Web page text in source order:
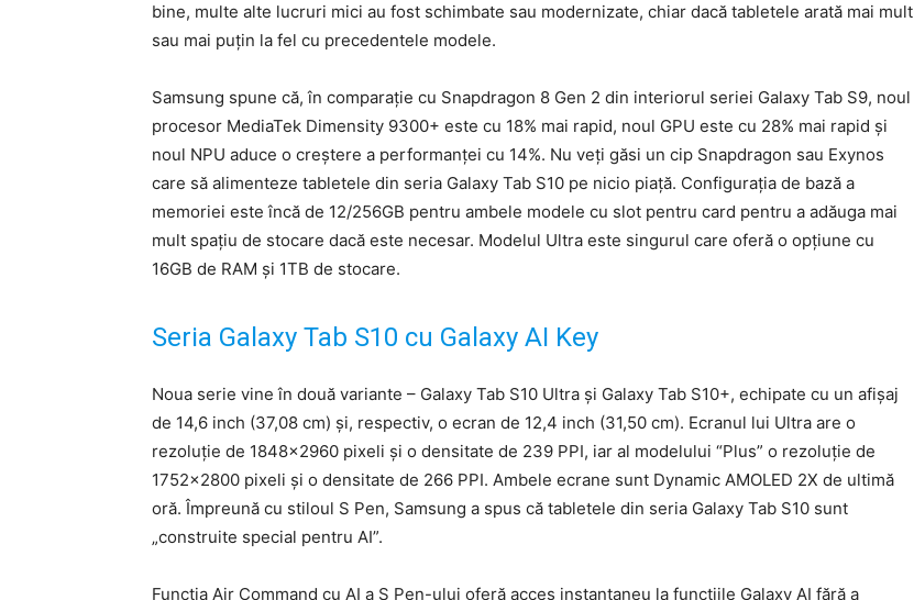
bine, multe alte lucruri mici au fost schimbate sau modernizate, chiar dacă tabletele arată mai mult
sau mai puțin la fel cu precedentele modele.
Samsung spune că, în comparație cu Snapdragon 8 Gen 2 din interiorul seriei Galaxy Tab S9, noul
procesor MediaTek Dimensity 9300+ este cu 18% mai rapid, noul GPU este cu 28% mai rapid și
noul NPU aduce o creștere a performanței cu 14%. Nu veți găsi un cip Snapdragon sau Exynos
care să alimenteze tabletele din seria Galaxy Tab S10 pe nicio piață. Configurația de bază a
memoriei este încă de 12/256GB pentru ambele modele cu slot pentru card pentru a adăuga mai
mult spațiu de stocare dacă este necesar. Modelul Ultra este singurul care oferă o opțiune cu
16GB de RAM și 1TB de stocare.
Seria Galaxy Tab S10 cu Galaxy AI Key
Noua serie vine în două variante – Galaxy Tab S10 Ultra și Galaxy Tab S10+, echipate cu un afișaj
de 14,6 inch (37,08 cm) și, respectiv, o ecran de 12,4 inch (31,50 cm). Ecranul lui Ultra are o
rezoluție de 1848×2960 pixeli și o densitate de 239 PPI, iar al modelului “Plus” o rezoluție de
1752×2800 pixeli și o densitate de 266 PPI. Ambele ecrane sunt Dynamic AMOLED 2X de ultimă
oră. Împreună cu stiloul S Pen, Samsung a spus că tabletele din seria Galaxy Tab S10 sunt
„construite special pentru AI”.
Funcția Air Command cu AI a S Pen-ului oferă acces instantaneu la funcțiile Galaxy AI fără a